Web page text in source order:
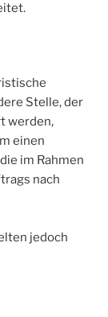
Stelle, der
werden,
einen
im Rahmen
nach
jedoch